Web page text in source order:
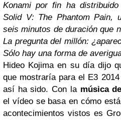
Konami por fin ha
Solid V: The Phantom Pain,
seis minutos de duración que
La pregunta del millón:
Sólo hay una forma de
Hideo Kojima en su día dijo
que mostraría para el E3
así ha sido. Con la música
el vídeo se basa en cómo
acontecimientos vistos es